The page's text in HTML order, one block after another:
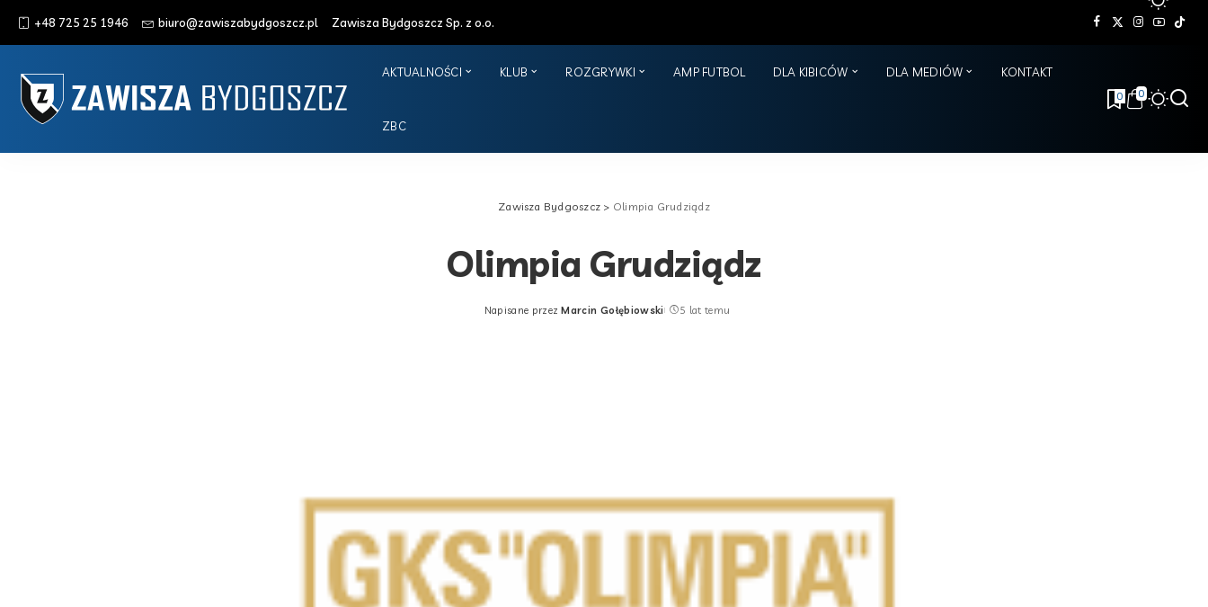
+48 725 25 1946 biuro@zawiszabydgoszcz.pl Zawisza Bydgoszcz Sp. z o.o.
AKTUALNOŚCI KLUB ROZGRYWKI AMP FUTBOL DLA KIBICÓW DLA MEDIÓW KONTAKT
ZBC
0 0
Zawisza Bydgoszcz > Olimpia Grudziądz
Olimpia Grudziądz
Posted
Napisane przez Marcin Gołębiowski 5 lat temu